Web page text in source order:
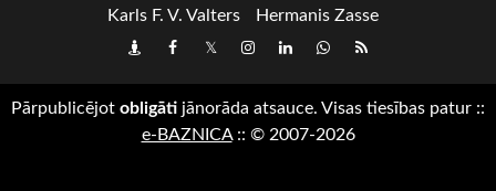
Karls F. V. Valters
Hermanis Zasse
DraugiemFacebook
TwitterInstagram
LinkedInwhatsapp
RSS
Pārpublicējot obligāti jānorāda atsauce. Visas tiesības patur ::
e-BAZNICA:: © 2007-2026